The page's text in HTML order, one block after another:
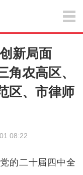
新局面
农高区、
区、市律师
08:22
的二十届四中全